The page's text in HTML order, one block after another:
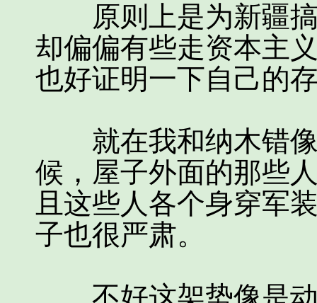
原则上是为新疆搞
却偏偏有些走资本主
也好证明一下自己的
就在我和纳木错像
候，屋子外面的那些
且这些人各个身穿军
子也很严肃。